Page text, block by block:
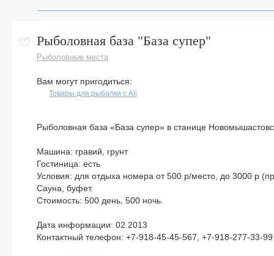
Рыболовная база "База супер"
Рыболовные места
Вам могут пригодиться:
Товары для рыбалки с Ali
Рыболовная база «База супер» в станице
Машина: гравий, грунт
Гостиница: есть
Условия: для отдыха номера от 500 р/место, до 3000 р
Сауна, буфет.
Стоимость: 500 день, 500 ночь.
Дата информации: 02.2013
Контактный телефон: +7-918-45-45-567, +7-918-277-33-99